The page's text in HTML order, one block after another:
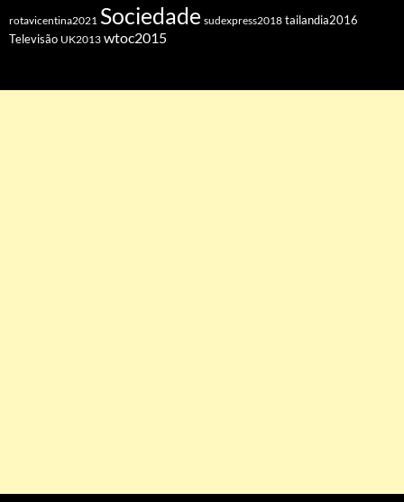
rotavicentina2021 Sociedade sudexpress2018 tailandia2016
Televisão UK2013 wtoc2015